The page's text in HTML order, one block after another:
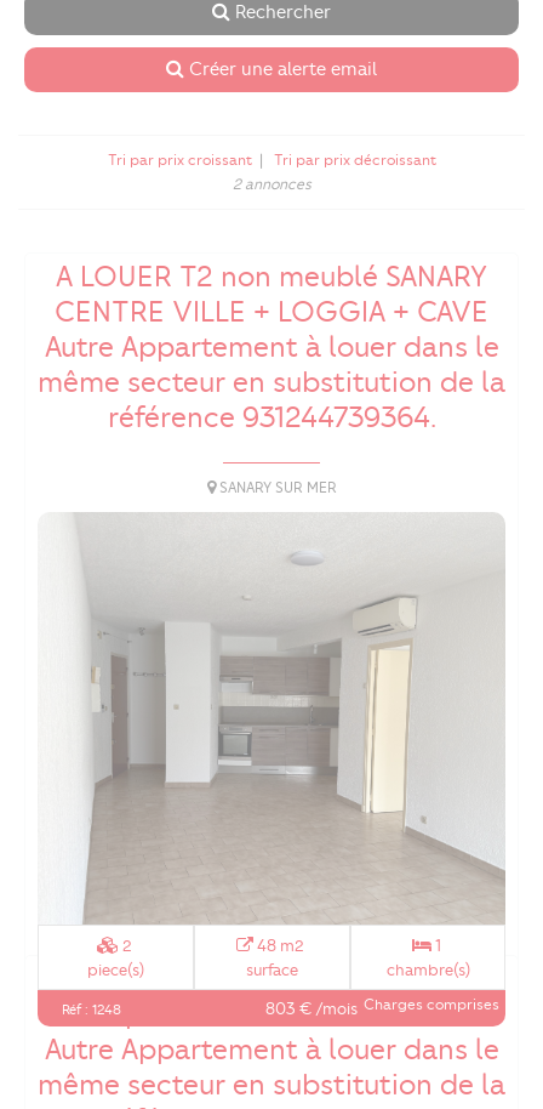
Rechercher
Créer une alerte email
Tri par prix croissant |
Tri par prix décroissant
2 annonces
A LOUER T2 non meublé SANARY
CENTRE VILLE + LOGGIA + CAVE
Autre Appartement à louer dans le
même secteur en substitution de la
référence 931244739364.
SANARY SUR MER
2
piece(s)
48 m2
surface
1
chambre(s)
Réf : 1248 803 € /mois Charges comprises
A LOUER T2 meublé 25m² proche
port SANARY SUR MER
Autre Appartement à louer dans le
même secteur en substitution de la